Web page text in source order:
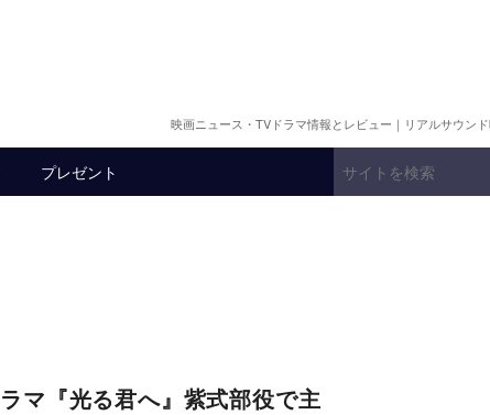
映画ニュース・TVドラマ情報とレビュー｜リアルサウン
プレゼント
マ『光る君へ』紫式部役で主